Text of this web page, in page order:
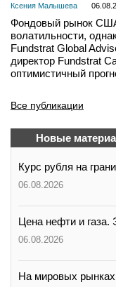
Ксения Малышева
Фондовый рынок
волатильности,
Fundstrat Global
директор Fundstrat
оптимистичный
Все публикации
Новые
Курс рубля на
06.08.2026
Цена нефти и газа.
06.08.2026
На мировых